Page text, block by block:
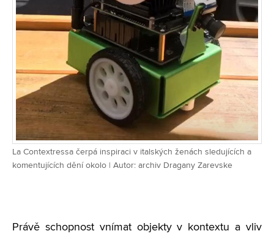
La Contextressa čerpá inspiraci v italských ženách sledujících a
komentujících dění okolo | Autor: archiv Dragany Zarevske
Právě schopnost vnímat objekty v kontextu a vliv